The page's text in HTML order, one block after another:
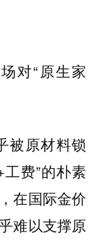
对“原生家
被原材料锁
费”的朴素
在国际金价
难以支撑原